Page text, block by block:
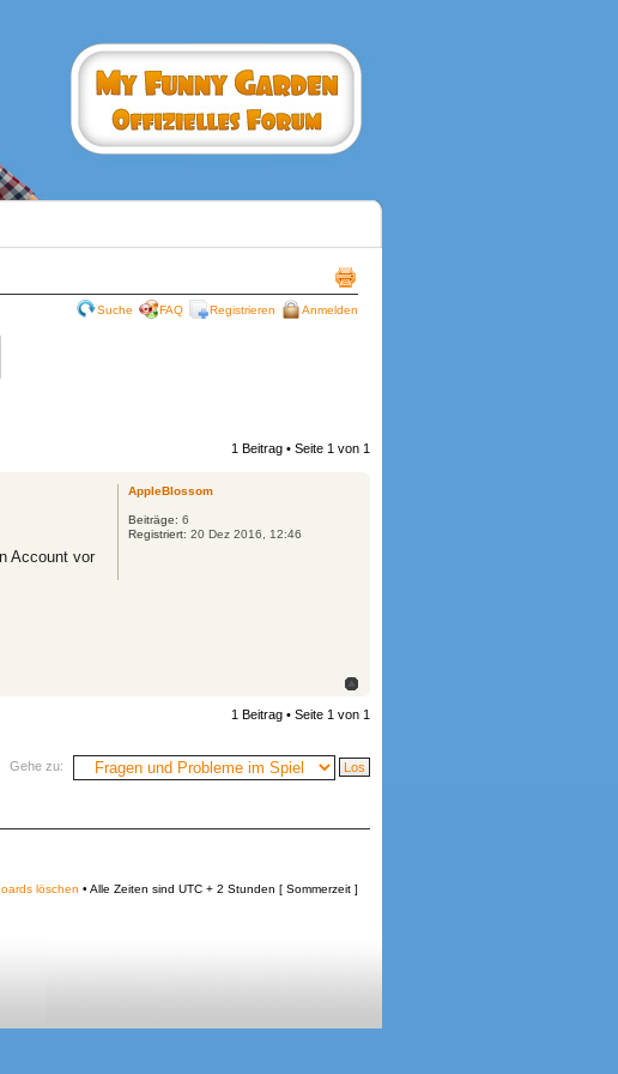
Suche FAQ Registrieren Anmelden
1 Beitrag • Seite 1 von 1
Account vor
AppleBlossom
Beiträge: 6
Registriert: 20 Dez 2016, 12:46
1 Beitrag • Seite 1 von 1
Gehe zu:
löschen • Alle Zeiten sind UTC + 2 Stunden [ Sommerzeit ]